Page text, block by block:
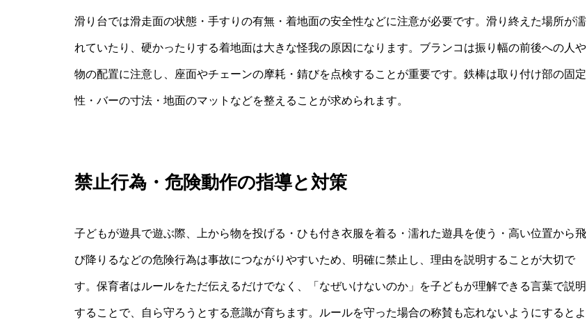
滑り台では滑走面の状態・手すりの有無・着地面の安全性などに注意が必要です。滑り終えた場所が濡
れていたり、硬かったりする着地面は大きな怪我の原因になります。ブランコは振り幅の前後への人や
物の配置に注意し、座面やチェーンの摩耗・錆びを点検することが重要です。鉄棒は取り付け部の固定
性・バーの寸法・地面のマットなどを整えることが求められます。
禁止行為・危険動作の指導と対策
子どもが遊具で遊ぶ際、上から物を投げる・ひも付き衣服を着る・濡れた遊具を使う・高い位置から飛
び降りるなどの危険行為は事故につながりやすいため、明確に禁止し、理由を説明することが大切で
す。保育者はルールをただ伝えるだけでなく、「なぜいけないのか」を子どもが理解できる言葉で説明
することで、自ら守ろうとする意識が育ちます。ルールを守った場合の称賛も忘れないようにするとよ